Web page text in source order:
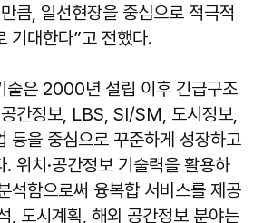
큼, 일선현장을 중심으로 적극적
기대한다”고 전했다.
술은 2000년 설립 이후 긴급구조
간정보, LBS, SI/SM, 도시정보,
등을 중심으로 꾸준하게 성장하고
위치·공간정보 기술력을 활용하
석함으로써 융복합 서비스를 제공
, 도시계획, 해외 공간정보 분야는